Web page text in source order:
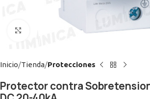
Clic para ampliar
Inicio Tienda Protecciones
Protector contra